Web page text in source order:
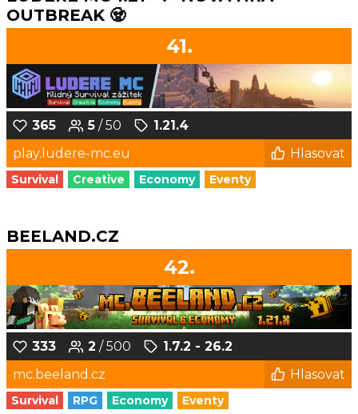
OUTBREAK 🧟
41.
365 5 / 50
1.21.4
play.ludere-mc.eu
Hlasovat
Survival Creative Economy Eventy
BEELAND.CZ
42.
333 2 / 500
1.7.2 - 26.2
mc.beeland.cz
Hlasovat
Survival RPG Economy Eventy